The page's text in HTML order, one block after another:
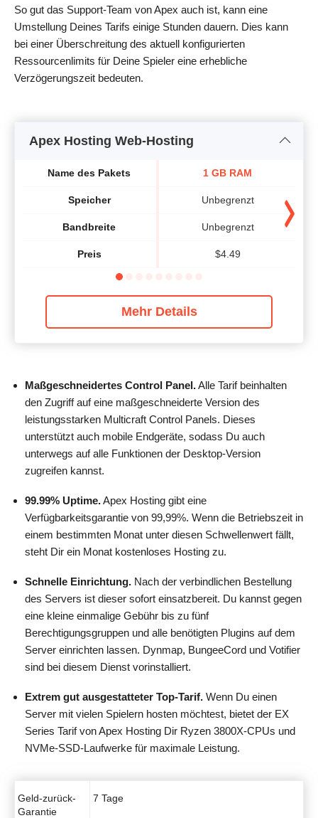
So gut das Support-Team von Apex auch ist, kann eine
Umstellung Deines Tarifs einige Stunden dauern. Dies kann
bei einer Überschreitung des aktuell konfigurierten
Ressourcenlimits für Deine Spieler eine erhebliche
Verzögerungszeit bedeuten.
Apex Hosting Web-Hosting
Name des Pakets
Speicher
Bandbreite
Preis
1 GB RAM
Unbegrenzt
Unbegrenzt
$4.49
Mehr Details
Maßgeschneidertes Control Panel.Alle Tarif beinhalten
den Zugriff auf eine maßgeschneiderte Version des
leistungsstarken Multicraft Control Panels. Dieses
unterstützt auch mobile Endgeräte, sodass Du auch
unterwegs auf alle Funktionen der Desktop-Version
zugreifen kannst.
99.99% Uptime.Apex Hosting gibt eine
Verfügbarkeitsgarantie von 99,99%. Wenn die Betriebszeit in
einem bestimmten Monat unter diesen Schwellenwert fällt,
steht Dir ein Monat kostenloses Hosting zu.
Schnelle Einrichtung. Nach der verbindlichen Bestellung
des Servers ist dieser sofort einsatzbereit. Du kannst gegen
eine kleine einmalige Gebühr bis zu fünf
Berechtigungsgruppen und alle benötigten Plugins auf dem
Server einrichten lassen. Dynmap, BungeeCord und Votifier
sind bei diesem Dienst vorinstalliert.
Extrem gut ausgestatteter Top-Tarif. Wenn Du einen
Server mit vielen Spielern hosten möchtest, bietet der EX
Series Tarif von Apex Hosting Dir Ryzen 3800X-CPUs und
NVMe-SSD-Laufwerke für maximale Leistung.
Geld-zurück-
Garantie
7 Tage